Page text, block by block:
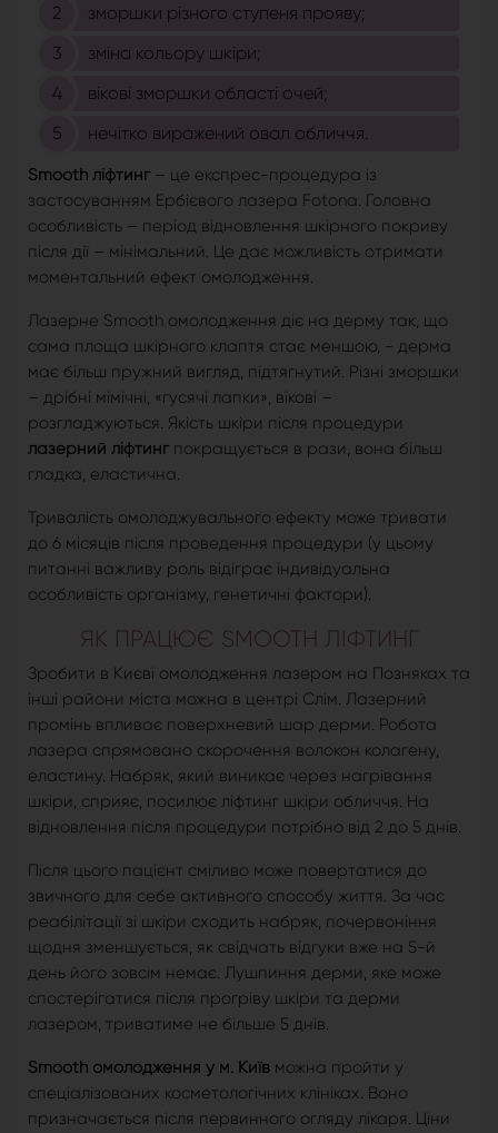
зморшки різного ступеня прояву;
зміна кольору шкіри;
вікові зморшки області очей;
нечітко виражений овал обличчя.
Smooth ліфтинг– це експрес-процедура із
застосуванням Ербієвого лазера Fotona. Головна
особливість – період відновлення шкірного покриву
після дії – мінімальний. Це дає можливість отримати
моментальний ефект омолодження.
Лазерне Smooth омолодження діє на дерму так, що
сама площа шкірного клаптя стає меншою, - дерма
має більш пружний вигляд, підтягнутий. Різні зморшки
– дрібні мімічні, «гусячі лапки», вікові –
розгладжуються. Якість шкіри після процедури
лазерний ліфтингпокращується в рази, вона більш
гладка, еластична.
Тривалість омолоджувального ефекту може тривати
до 6 місяців після проведення процедури (у цьому
питанні важливу роль відіграє індивідуальна
особливість організму, генетичні фактори).
ЯК ПРАЦЮЄ SMOOTH ЛІФТИНГ
Зробити в Києві омолодження лазером на Позняках та
інші райони міста можна в центрі Слім. Лазерний
промінь впливає поверхневий шар дерми. Робота
лазера спрямовано скорочення волокон колагену,
еластину. Набряк, який виникає через нагрівання
шкіри, сприяє, посилює ліфтинг шкіри обличчя. На
відновлення після процедури потрібно від 2 до 5 днів.
Після цього пацієнт сміливо може повертатися до
звичного для себе активного способу життя. За час
реабілітації зі шкіри сходить набряк, почервоніння
щодня зменшується, як свідчать відгуки вже на 5-й
день його зовсім немає. Лушпиння дерми, яке може
спостерігатися після прогріву шкіри та дерми
лазером, триватиме не більше 5 днів.
Smooth омолодження у м. Київ можна пройти у
спеціалізованих косметологічних клініках. Воно
призначається після первинного огляду лікаря. Ціни